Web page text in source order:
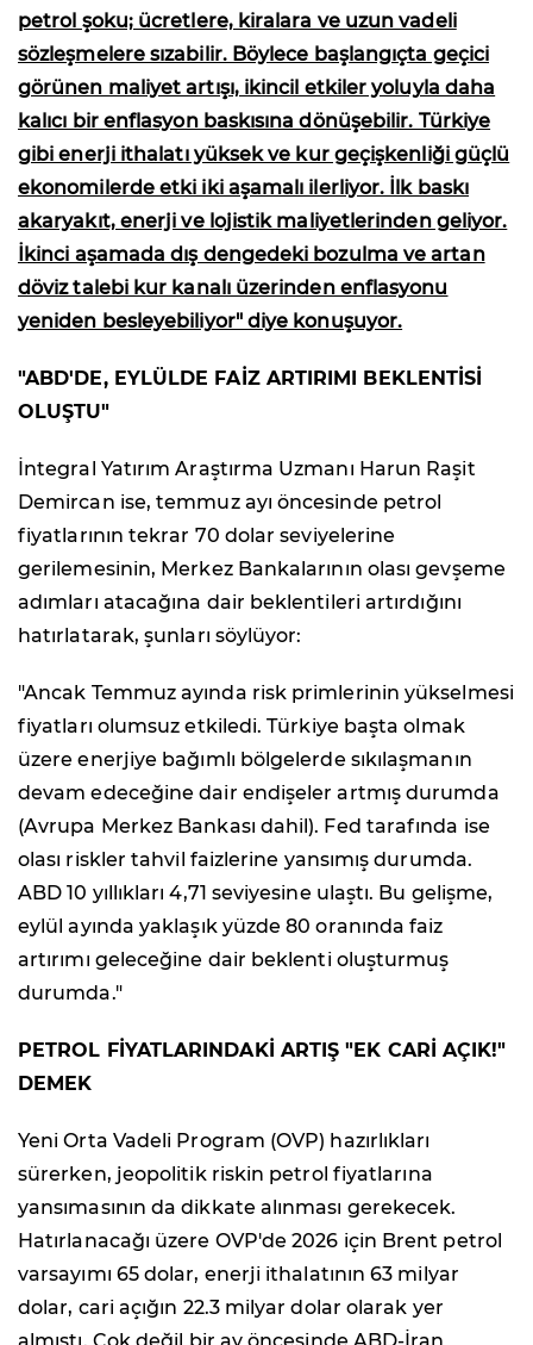
petrol şoku; ücretlere, kiralara ve uzun vadeli
sözleşmelere sızabilir. Böylece başlangıçta geçici
görünen maliyet artışı, ikincil etkiler yoluyla daha
kalıcı bir enflasyon baskısına dönüşebilir. Türkiye
gibi enerji ithalatı yüksek ve kur geçişkenliği güçlü
ekonomilerde etki iki aşamalı ilerliyor. İlk baskı
akaryakıt, enerji ve lojistik maliyetlerinden geliyor.
İkinci aşamada dış dengedeki bozulma ve artan
döviz talebi kur kanalı üzerinden enflasyonu
yeniden besleyebiliyor" diye konuşuyor.
"ABD'DE, EYLÜLDE FAİZ ARTIRIMI BEKLENTİSİ
OLUŞTU"
İntegral Yatırım Araştırma Uzmanı Harun Raşit
Demircan ise, temmuz ayı öncesinde petrol
fiyatlarının tekrar 70 dolar seviyelerine
gerilemesinin, Merkez Bankalarının olası gevşeme
adımları atacağına dair beklentileri artırdığını
hatırlatarak, şunları söylüyor:
"Ancak Temmuz ayında risk primlerinin yükselmesi
fiyatları olumsuz etkiledi. Türkiye başta olmak
üzere enerjiye bağımlı bölgelerde sıkılaşmanın
devam edeceğine dair endişeler artmış durumda
(Avrupa Merkez Bankası dahil). Fed tarafında ise
olası riskler tahvil faizlerine yansımış durumda.
ABD 10 yıllıkları 4,71 seviyesine ulaştı. Bu gelişme,
eylül ayında yaklaşık yüzde 80 oranında faiz
artırımı geleceğine dair beklenti oluşturmuş
durumda."
PETROL FİYATLARINDAKİ ARTIŞ "EK CARİ AÇIK!"
DEMEK
Yeni Orta Vadeli Program (OVP) hazırlıkları
sürerken, jeopolitik riskin petrol fiyatlarına
yansımasının da dikkate alınması gerekecek.
Hatırlanacağı üzere OVP'de 2026 için Brent petrol
varsayımı 65 dolar, enerji ithalatının 63 milyar
dolar, cari açığın 22.3 milyar dolar olarak yer